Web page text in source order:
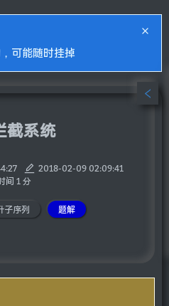
可能随时挂掉
截系统
2018-02-09 02:09:41
间 1 分
子序列 题解